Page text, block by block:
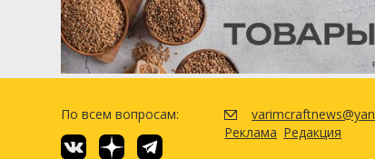
По всем вопросам:
Реклама Редакция